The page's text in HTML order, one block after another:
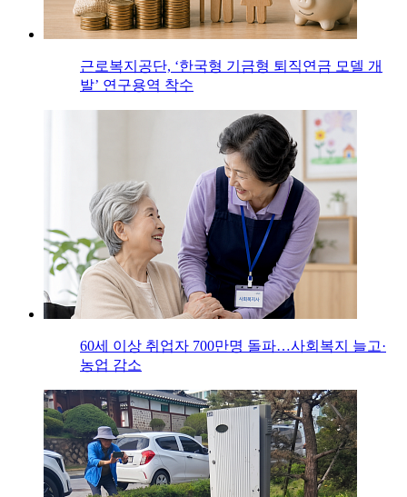
근로복지공단, ‘한국형 기금형 퇴직연금 모델 개
발’ 연구용역 착수
60세 이상 취업자 700만명 돌파…사회복지 늘고·
농업 감소